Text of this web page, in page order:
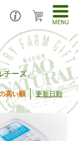
チーズ。
高い順 更新日順